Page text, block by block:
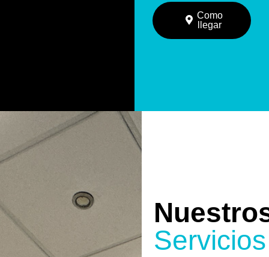
Como
llegar
Servicios